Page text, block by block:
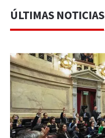
ÚLTIMAS NOTICIAS